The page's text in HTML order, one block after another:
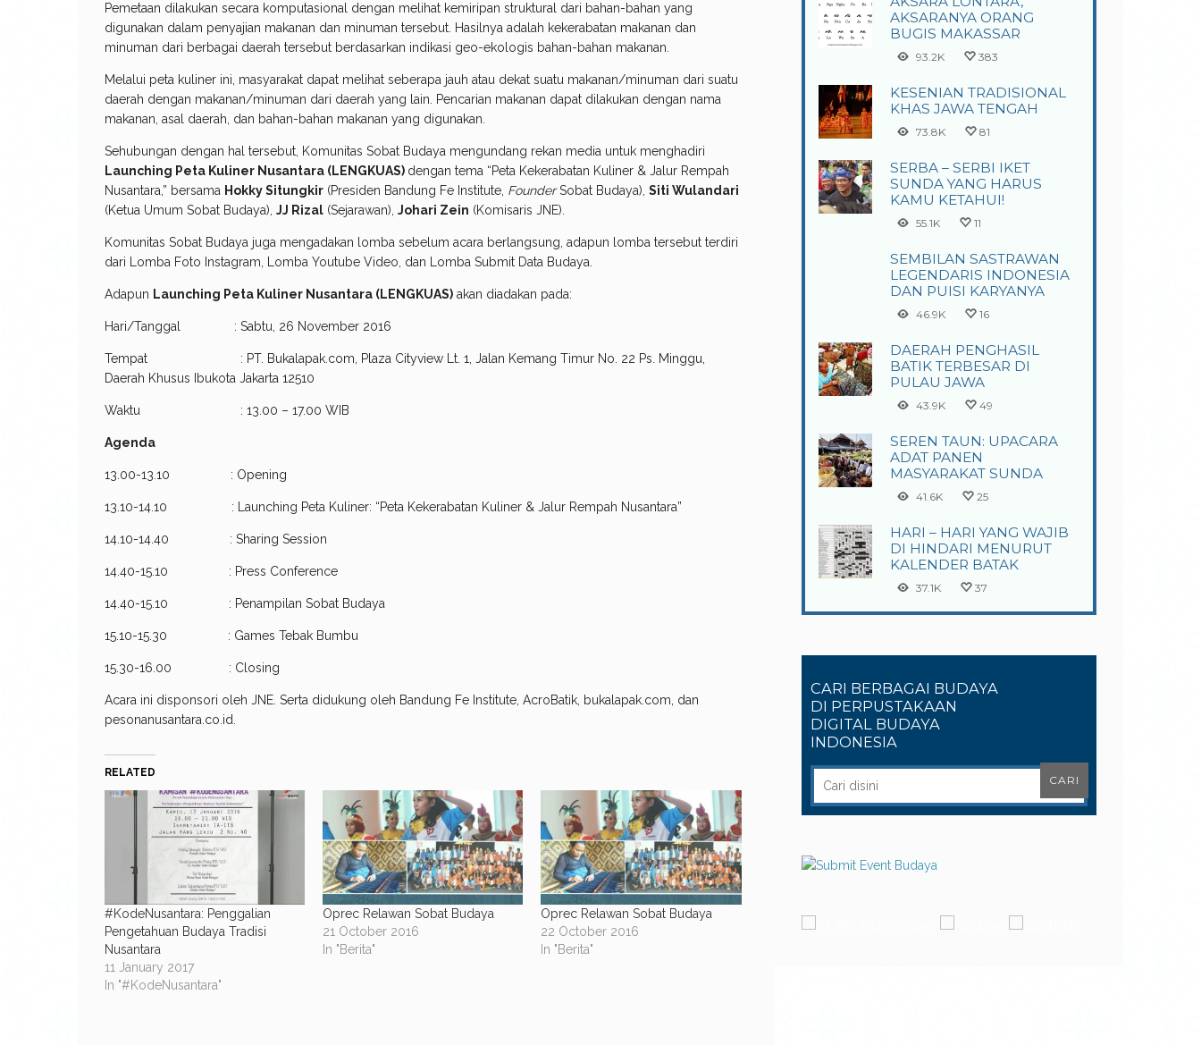
Pemetaan dilakukan secara komputasional dengan melihat kemiripan struktural dari bahan-bahan yang
digunakan dalam penyajian makanan dan minuman tersebut. Hasilnya adalah kekerabatan makanan dan
minuman dari berbagai daerah tersebut berdasarkan indikasi geo-ekologis bahan-bahan makanan.
Melalui peta kuliner ini, masyarakat dapat melihat seberapa jauh atau dekat suatu makanan/minuman dari suatu
daerah dengan makanan/minuman dari daerah yang lain. Pencarian makanan dapat dilakukan dengan nama
makanan, asal daerah, dan bahan-bahan makanan yang digunakan.
Sehubungan dengan hal tersebut, Komunitas Sobat Budaya mengundang rekan media untuk menghadiri
Launching Peta Kuliner Nusantara (LENGKUAS) dengan tema “Peta Kekerabatan Kuliner & Jalur Rempah
Nusantara,” bersama Hokky Situngkir (Presiden Bandung Fe Institute, FounderSobat Budaya), Siti Wulandari
(Ketua Umum Sobat Budaya), JJ Rizal (Sejarawan), Johari Zein (Komisaris JNE).
Komunitas Sobat Budaya juga mengadakan lomba sebelum acara berlangsung, adapun lomba tersebut terdiri
dari Lomba Foto Instagram, Lomba Youtube Video, dan Lomba Submit Data Budaya.
Adapun Launching Peta Kuliner Nusantara (LENGKUAS) akan diadakan pada:
Hari/Tanggal : Sabtu, 26 November 2016
Tempat : PT. Bukalapak.com, Plaza Cityview Lt. 1, Jalan Kemang Timur No. 22 Ps. Minggu,
Daerah Khusus Ibukota Jakarta 12510
Waktu : 13.00 – 17.00 WIB
Agenda
13.00-13.10 : Opening
13.10-14.10 : Launching Peta Kuliner: “Peta Kekerabatan Kuliner & Jalur Rempah Nusantara”
14.10-14.40 : Sharing Session
14.40-15.10 : Press Conference
14.40-15.10 : Penampilan Sobat Budaya
15.10-15.30 : Games Tebak Bumbu
15.30-16.00 : Closing
Acara ini disponsori oleh JNE. Serta didukung oleh Bandung Fe Institute, AcroBatik, bukalapak.com, dan
pesonanusantara.co.id.
RELATED
#KodeNusantara: Penggalian
Pengetahuan Budaya Tradisi
Nusantara
11 January 2017
In "#KodeNusantara"
Oprec Relawan Sobat Budaya
21 October 2016
In "Berita"
Oprec Relawan Sobat Budaya
22 October 2016
In "Berita"
AKSARANYA ORANG
BUGIS MAKASSAR
93.2K 383
KESENIAN TRADISIONAL
KHAS JAWA TENGAH
73.8K 81
SERBA – SERBI IKET
SUNDA YANG HARUS
KAMU KETAHUI!
55.1K 11
SEMBILAN SASTRAWAN
LEGENDARIS INDONESIA
DAN PUISI KARYANYA
46.9K 16
DAERAH PENGHASIL
BATIK TERBESAR DI
PULAU JAWA
43.9K 49
SEREN TAUN: UPACARA
ADAT PANEN
MASYARAKAT SUNDA
41.6K 25
HARI – HARI YANG WAJIB
DI HINDARI MENURUT
KALENDER BATAK
37.1K 37
CARI BERBAGAI BUDAYA
DI PERPUSTAKAAN
DIGITAL BUDAYA
INDONESIA